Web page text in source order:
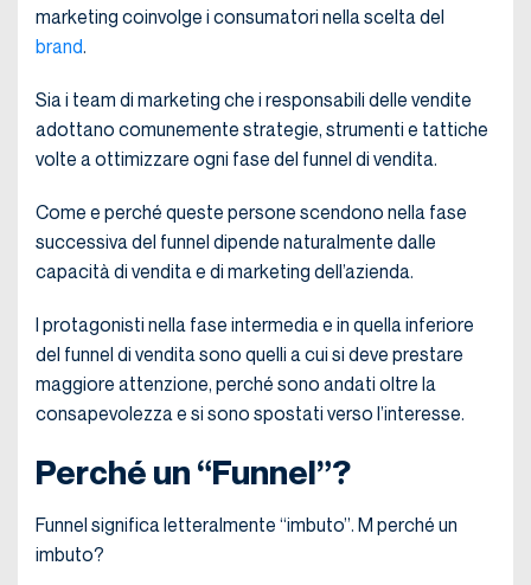
marketing coinvolge i consumatori nella scelta del
brand.
Sia i team di marketing che i responsabili delle vendite
adottano comunemente strategie, strumenti e tattiche
volte a ottimizzare ogni fase del funnel di vendita.
Come e perché queste persone scendono nella fase
successiva del funnel dipende naturalmente dalle
capacità di vendita e di marketing dell’azienda.
I protagonisti nella fase intermedia e in quella inferiore
del funnel di vendita sono quelli a cui si deve prestare
maggiore attenzione, perché sono andati oltre la
consapevolezza e si sono spostati verso l’interesse.
Perché un “Funnel”?
Funnel significa letteralmente “imbuto”. M perché un
imbuto?